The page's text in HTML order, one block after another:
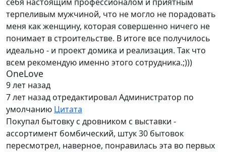
терпеливым мужчиной, что не могло не порадовать
меня как женщину, которая совершенно ничего не
понимает в строительстве. В итоге все получилось
идеально - и проект домика и реализация. Так что
всем рекомендую именно этого сотрудника.;)))
OneLove
9 лет назад
7 лет назад отредактировал Администратор по
умолчанию Цитата
Покупал бытовку с дровником с выставки -
ассортимент бомбический, штук 30 бытовок
пересмотрел, наверное, понравилась эта во первых